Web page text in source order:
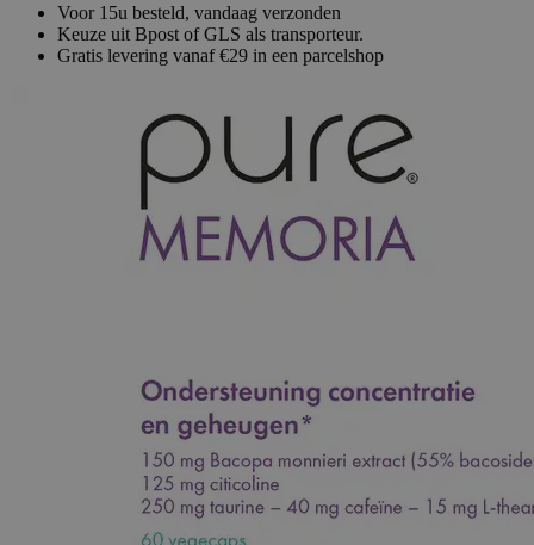
Voor 15u besteld, vandaag verzonden
Keuze uit Bpost of GLS als transporteur.
Gratis levering vanaf €29 in een parcelshop